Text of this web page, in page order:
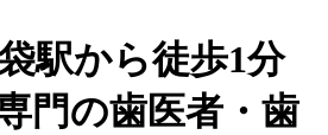
駅から徒歩1分
門の歯医者・歯